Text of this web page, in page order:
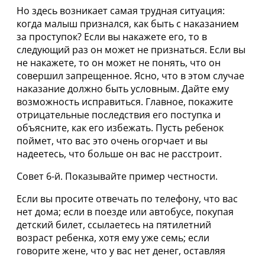
Но здесь возникает самая трудная ситуация:
когда малыш признался, как быть с наказанием
за проступок? Если вы накажете его, то в
следующий раз он может не признаться. Если вы
не накажете, то он может не понять, что он
совершил запрещенное. Ясно, что в этом случае
наказание должно быть условным. Дайте ему
возможность исправиться. Главное, покажите
отрицательные последствия его поступка и
объясните, как его избежать. Пусть ребенок
поймет, что вас это очень огорчает и вы
надеетесь, что больше он вас не расстроит.
Совет 6-й. Показывайте пример честности.
Если вы просите отвечать по телефону, что вас
нет дома; если в поезде или автобусе, покупая
детский билет, ссылаетесь на пятилетний
возраст ребенка, хотя ему уже семь; если
говорите жене, что у вас нет денег, оставляя